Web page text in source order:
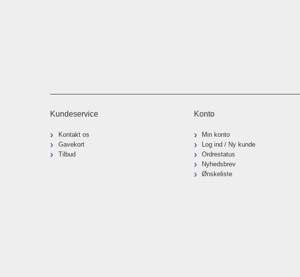
Kundeservice
Kontakt os
Gavekort
Tilbud
Konto
Min konto
Log ind / Ny kunde
Ordrestatus
Nyhedsbrev
Ønskeliste